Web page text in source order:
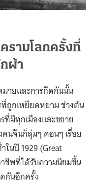
ามโลกครั้งที่
ผ้า
ายและการกีดกันนั้น
ถูกเหยียดหยาม ช่วงต้น
ที่มีทุกเมืองและขยาย
นจีนก็ลุ่มๆ ดอนๆ เรื่อย
นปี 1929 (Great
ชีพที่ได้รับความนิยมขึ้น
กันอีกครั้ง